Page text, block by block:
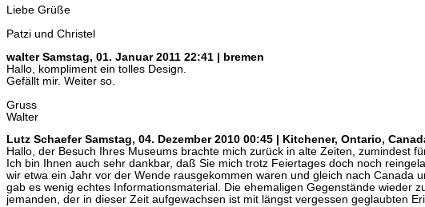
Liebe Grüße
Patzi und Christel
walter Samstag, 01. Januar 2011 22:41 | bremen
Hallo, kompliment ein tolles Design.
Gefällt mir. Weiter so.
Gruss
Walter
Lutz Schaefer Samstag, 04. Dezember 2010 00:45 | Kitchener, Ontario,
Hallo, der Besuch Ihres Museums brachte mich zurück in alte Zeiten, zumindest
Ich bin Ihnen auch sehr dankbar, daß Sie mich trotz Feiertages doch noch
wir etwa ein Jahr vor der Wende rausgekommen waren und gleich nach Canada
gab es wenig echtes Informationsmaterial. Die ehemaligen Gegenstände wieder
jemanden, der in dieser Zeit aufgewachsen ist mit längst vergessen geglaubten